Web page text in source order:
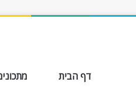
דף הבית מתכונים